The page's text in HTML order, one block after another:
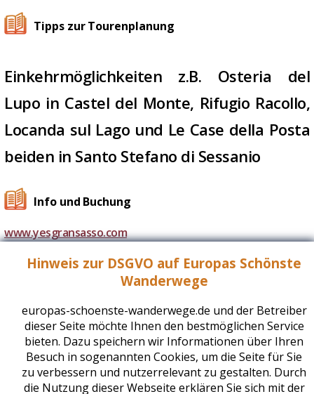
Tipps zur Tourenplanung
Einkehrmöglichkeiten z.B. Osteria del
Lupo in Castel del Monte, Rifugio Racollo,
Locanda sul Lago und Le Case della Posta
beiden in Santo Stefano di Sessanio
Info und Buchung
www.yesgransasso.com
Ausrüstungstipps
Hinweis zur DSGVO auf Europas Schönste
Wanderwege
europas-schoenste-wanderwege.de und der Betreiber
dieser Seite möchte Ihnen den bestmöglichen Service
bieten. Dazu speichern wir Informationen über Ihren
Besuch in sogenannten Cookies, um die Seite für Sie
zu verbessern und nutzerrelevant zu gestalten. Durch
die Nutzung dieser Webseite erklären Sie sich mit der